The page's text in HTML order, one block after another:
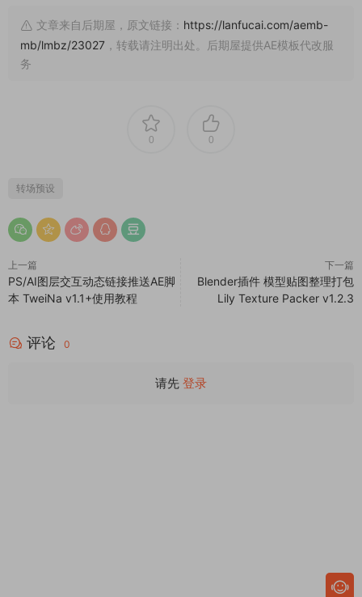
文章来自后期屋，原文链接： https://lanfucai.com/aemb-
mb/lmbz/23027 ，转载请注明出处。后期屋提供AE模板代改服
务
0 0
转场预设
上一篇
PS/AI图层交互动态链接推送AE脚
本 TweiNa v1.1+使用教程
下一篇
Blender插件 模型贴图整理打包
Lily Texture Packer v1.2.3
评论 0
请先 登录